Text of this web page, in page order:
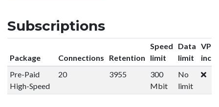
Subscriptions
Package Connections Retention
Speed
limit
Data
limit
VPN
Pre-Paid
High-Speed
20 3955
300
Mbit
No
limit